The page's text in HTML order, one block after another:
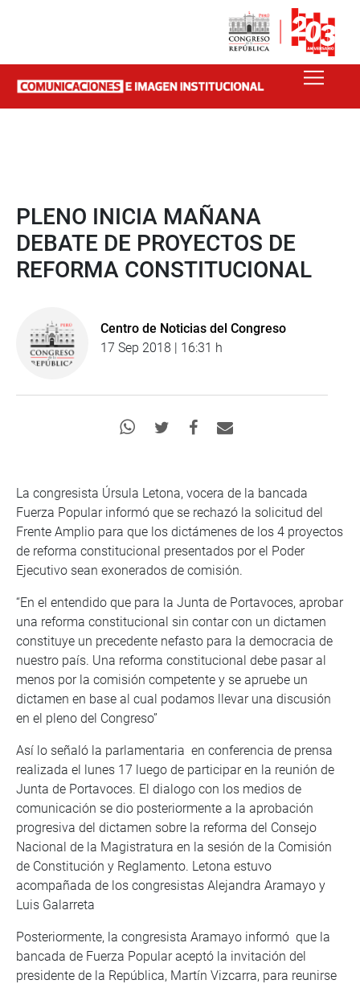
PLENO INICIA MAÑANA
DEBATE DE PROYECTOS DE
REFORMA CONSTITUCIONAL
Centro de Noticias del Congreso
17 Sep 2018 | 16:31 h
La congresista Úrsula Letona, vocera de la bancada
Fuerza Popular informó que se rechazó la solicitud del
Frente Amplio para que los dictámenes de los 4 proyectos
de reforma constitucional presentados por el Poder
Ejecutivo sean exonerados de comisión.
“En el entendido que para la Junta de Portavoces, aprobar
una reforma constitucional sin contar con un dictamen
constituye un precedente nefasto para la democracia de
nuestro país. Una reforma constitucional debe pasar al
menos por la comisión competente y se apruebe un
dictamen en base al cual podamos llevar una discusión
en el pleno del Congreso”
Así lo señaló la parlamentaria en conferencia de prensa
realizada el lunes 17 luego de participar en la reunión de
Junta de Portavoces. El dialogo con los medios de
comunicación se dio posteriormente a la aprobación
progresiva del dictamen sobre la reforma del Consejo
Nacional de la Magistratura en la sesión de la Comisión
de Constitución y Reglamento. Letona estuvo
acompañada de los congresistas Alejandra Aramayo y
Luis Galarreta
Posteriormente, la congresista Aramayo informó que la
bancada de Fuerza Popular aceptó la invitación del
presidente de la República, Martín Vizcarra, para reunirse